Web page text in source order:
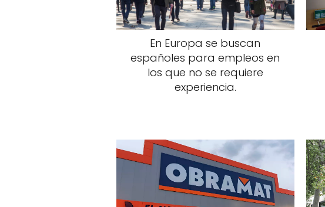
En Europa se buscan
españoles para empleos en
los que no se requiere
experiencia.